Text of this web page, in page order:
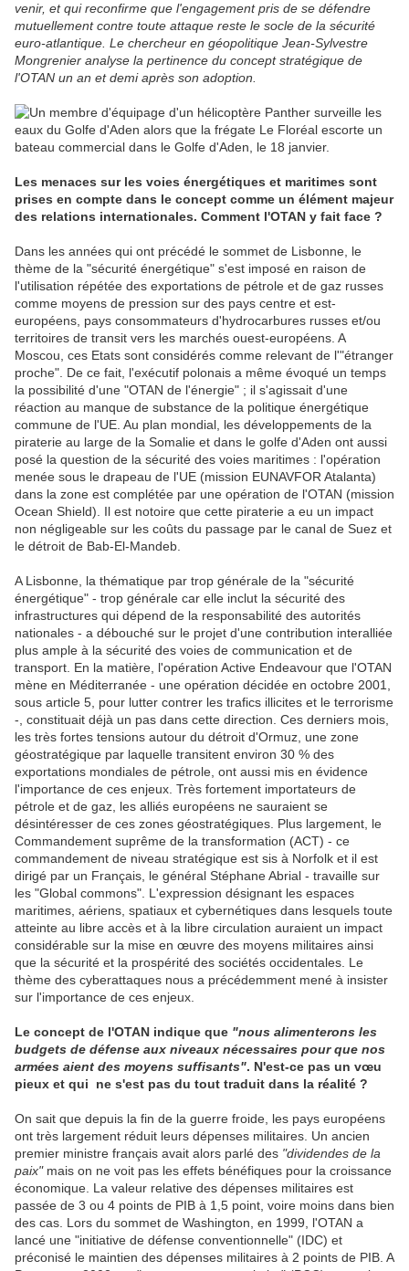
venir, et qui reconfirme que l'engagement pris de se défendre
mutuellement contre toute attaque reste le socle de la sécurité
euro-atlantique. Le chercheur en géopolitique Jean-Sylvestre
Mongrenier analyse la pertinence du concept stratégique de
l'OTAN un an et demi après son adoption.
Les menaces sur les voies énergétiques et maritimes sont
prises en compte dans le concept comme un élément majeur
des relations internationales. Comment l'OTAN y fait face ?
Dans les années qui ont précédé le sommet de Lisbonne, le
thème de la "sécurité énergétique" s'est imposé en raison de
l'utilisation répétée des exportations de pétrole et de gaz russes
comme moyens de pression sur des pays centre et est-
européens, pays consommateurs d'hydrocarbures russes et/ou
territoires de transit vers les marchés ouest-européens. A
Moscou, ces Etats sont considérés comme relevant de l'"étranger
proche". De ce fait, l'exécutif polonais a même évoqué un temps
la possibilité d'une "OTAN de l'énergie" ; il s'agissait d'une
réaction au manque de substance de la politique énergétique
commune de l'UE. Au plan mondial, les développements de la
piraterie au large de la Somalie et dans le golfe d'Aden ont aussi
posé la question de la sécurité des voies maritimes : l'opération
menée sous le drapeau de l'UE (mission EUNAVFOR Atalanta)
dans la zone est complétée par une opération de l'OTAN (mission
Ocean Shield). Il est notoire que cette piraterie a eu un impact
non négligeable sur les coûts du passage par le canal de Suez et
le détroit de Bab-El-Mandeb.
A Lisbonne, la thématique par trop générale de la "sécurité
énergétique" - trop générale car elle inclut la sécurité des
infrastructures qui dépend de la responsabilité des autorités
nationales - a débouché sur le projet d'une contribution interalliée
plus ample à la sécurité des voies de communication et de
transport. En la matière, l'opération Active Endeavour que l'OTAN
mène en Méditerranée - une opération décidée en octobre 2001,
sous article 5, pour lutter contrer les trafics illicites et le terrorisme
-, constituait déjà un pas dans cette direction. Ces derniers mois,
les très fortes tensions autour du détroit d'Ormuz, une zone
géostratégique par laquelle transitent environ 30 % des
exportations mondiales de pétrole, ont aussi mis en évidence
l'importance de ces enjeux. Très fortement importateurs de
pétrole et de gaz, les alliés européens ne sauraient se
désintéresser de ces zones géostratégiques. Plus largement, le
Commandement suprême de la transformation (ACT) - ce
commandement de niveau stratégique est sis à Norfolk et il est
dirigé par un Français, le général Stéphane Abrial - travaille sur
les "Global commons". L'expression désignant les espaces
maritimes, aériens, spatiaux et cybernétiques dans lesquels toute
atteinte au libre accès et à la libre circulation auraient un impact
considérable sur la mise en œuvre des moyens militaires ainsi
que la sécurité et la prospérité des sociétés occidentales. Le
thème des cyberattaques nous a précédemment mené à insister
sur l'importance de ces enjeux.
Le concept de l'OTAN indique que "nous alimenterons les
budgets de défense aux niveaux nécessaires pour que nos
armées aient des moyens suffisants". N'est-ce pas un vœu
pieux et qui ne s'est pas du tout traduit dans la réalité ?
On sait que depuis la fin de la guerre froide, les pays européens
ont très largement réduit leurs dépenses militaires. Un ancien
premier ministre français avait alors parlé des "dividendes de la
paix"mais on ne voit pas les effets bénéfiques pour la croissance
économique. La valeur relative des dépenses militaires est
passée de 3 ou 4 points de PIB à 1,5 point, voire moins dans bien
des cas. Lors du sommet de Washington, en 1999, l'OTAN a
lancé une "initiative de défense conventionnelle" (IDC) et
préconisé le maintien des dépenses militaires à 2 points de PIB. A